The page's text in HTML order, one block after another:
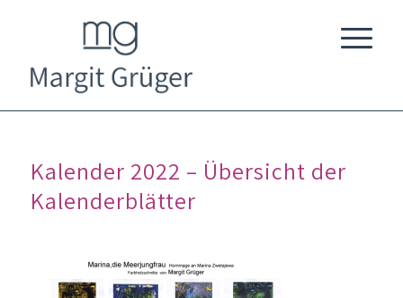
Kalender 2022 – Übersicht der
Kalenderblätter